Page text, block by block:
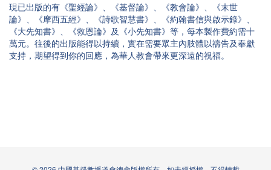
現已出版的有《聖經論》、《基督論》、《教會論》、《末世
論》、《摩西五經》、《詩歌智慧書》、《約翰書信與啟示錄》、
《大先知書》、《救恩論》及《小先知書》等，每本製作費約需十
萬元。往後的出版能得以持續，實在需要眾主內肢體以禱告及奉獻
支持，期望得到你的回應，為華人教會帶來更深遠的祝福。